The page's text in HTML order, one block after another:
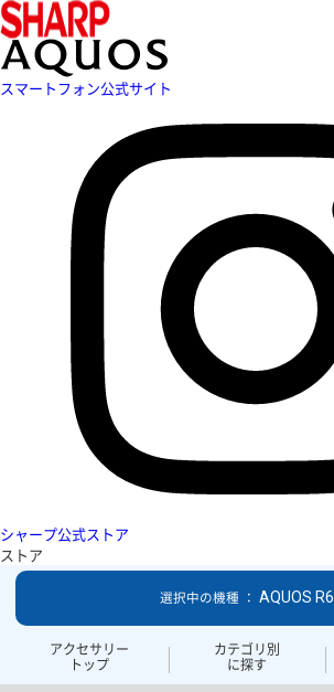
スマートフォン公式サイト
シャープ公式ストア
ストア
アクセサリー
トップ
カテゴリ別
に探す
選択中の機種 ： AQUOS R6